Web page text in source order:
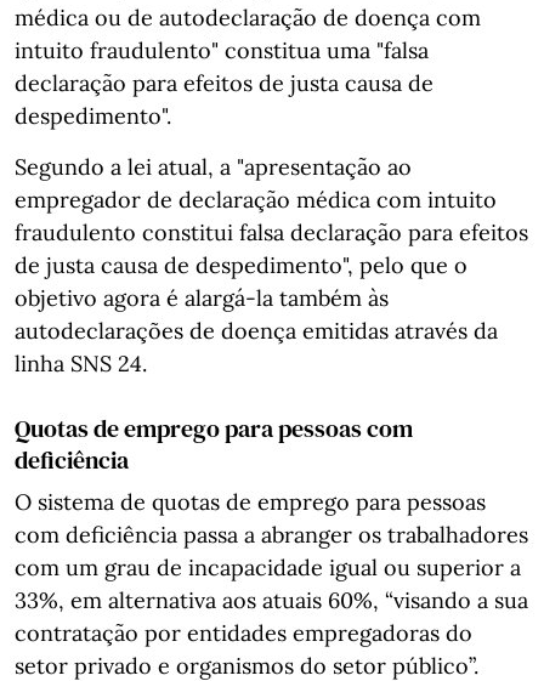
médica ou de autodeclaração de doença com
intuito fraudulento" constitua uma "falsa
declaração para efeitos de justa causa de
despedimento".
Segundo a lei atual, a "apresentação ao
empregador de declaração médica com intuito
fraudulento constitui falsa declaração para efeitos
de justa causa de despedimento", pelo que o
objetivo agora é alargá-la também às
autodeclarações de doença emitidas através da
linha SNS 24.
Quotas de emprego para pessoas com
deficiência
O sistema de quotas de emprego para pessoas
com deficiência passa a abranger os trabalhadores
com um grau de incapacidade igual ou superior a
33%, em alternativa aos atuais 60%, “visando a sua
contratação por entidades empregadoras do
setor privado e organismos do setor público”.